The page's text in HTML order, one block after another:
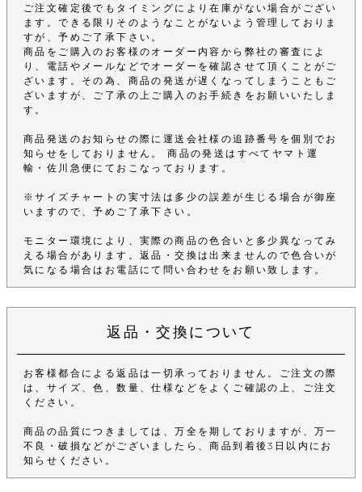
ご注文確定後でもタイミングにより在庫がない場合がござい
ます。できる限りそのようなことがないよう管理しておりま
すが、予めご了承下さい。
商品をご購入のお客様のオーダー内容から弊社の審査によ
り、電話やメールなどでオーダーを確認させて頂くことがご
ざいます。その為、商品の発送が遅くなってしまうこともご
ざいますが、ご了承の上ご購入のお手続きをお願いいたしま
す。
商品発送のお知らせの際に運送会社様の追跡番号を個別でお
知らせをしておりません。 商品の発送はすべてヤマト運
輸・佐川急便にておこなっております。
※サイズチャートの実寸法は多少の誤差が生じる場合が御座
いますので、予めご了承下さい。
モニター環境により、実際の商品の色合いと多少異なってみ
える場合があります。返品・交換は出来ませんので色合いが
気になる場合はお電話にて問い合わせをお願い致します。
返品・交換について
お客様都合による返品は一切承っておりません。ご注文の際
は、サイズ、色、数量、仕様などをよくご確認の上、ご注文
ください。
商品の品質につきましては、万全を期しておりますが、万一
不良・破損などがございましたら、商品到着後3日以内にお
知らせください。